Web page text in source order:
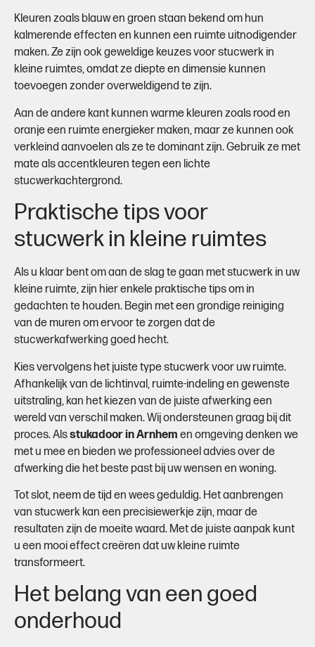
Kleuren zoals blauw en groen staan bekend om hun
kalmerende effecten en kunnen een ruimte uitnodigender
maken. Ze zijn ook geweldige keuzes voor stucwerk in
kleine ruimtes, omdat ze diepte en dimensie kunnen
toevoegen zonder overweldigend te zijn.
Aan de andere kant kunnen warme kleuren zoals rood en
oranje een ruimte energieker maken, maar ze kunnen ook
verkleind aanvoelen als ze te dominant zijn. Gebruik ze met
mate als accentkleuren tegen een lichte
stucwerkachtergrond.
Praktische tips voor
stucwerk in kleine ruimtes
Als u klaar bent om aan de slag te gaan met stucwerk in uw
kleine ruimte, zijn hier enkele praktische tips om in
gedachten te houden. Begin met een grondige reiniging
van de muren om ervoor te zorgen dat de
stucwerkafwerking goed hecht.
Kies vervolgens het juiste type stucwerk voor uw ruimte.
Afhankelijk van de lichtinval, ruimte-indeling en gewenste
uitstraling, kan het kiezen van de juiste afwerking een
wereld van verschil maken. Wij ondersteunen graag bij dit
proces. Alsstukadoor in Arnhem en omgeving denken we
met u mee en bieden we professioneel advies over de
afwerking die het beste past bij uw wensen en woning.
Tot slot, neem de tijd en wees geduldig. Het aanbrengen
van stucwerk kan een precisiewerkje zijn, maar de
resultaten zijn de moeite waard. Met de juiste aanpak kunt
u een mooi effect creëren dat uw kleine ruimte
transformeert.
Het belang van een goed
onderhoud